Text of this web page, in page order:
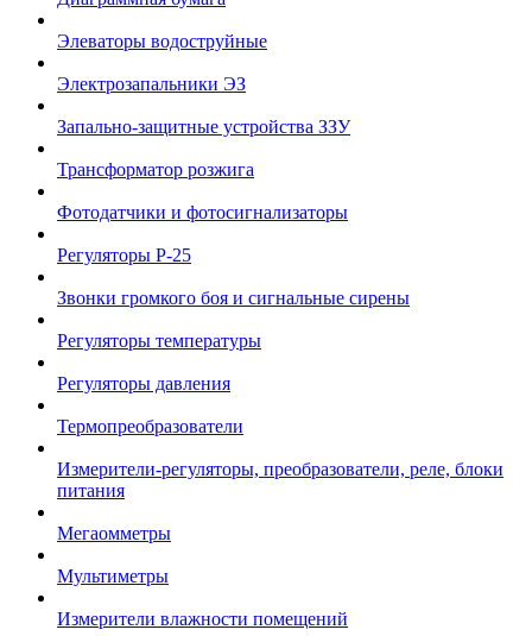
Элеваторы водоструйные
Электрозапальники ЭЗ
Запально-защитные устройства ЗЗУ
Трансформатор розжига
Фотодатчики и фотосигнализаторы
Регуляторы Р-25
Звонки громкого боя и сигнальные сирены
Регуляторы температуры
Регуляторы давления
Термопреобразователи
Измерители-регуляторы, преобразователи, реле, блоки
питания
Мегаомметры
Мультиметры
Измерители влажности помещений